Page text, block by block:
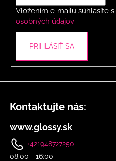
Vložením e-mailu súhlasíte s
osobných údajov
PRIHLÁSIŤ SA
Kontaktujte nás:
www.glossy.sk
+421948727250
08:00 - 16:00